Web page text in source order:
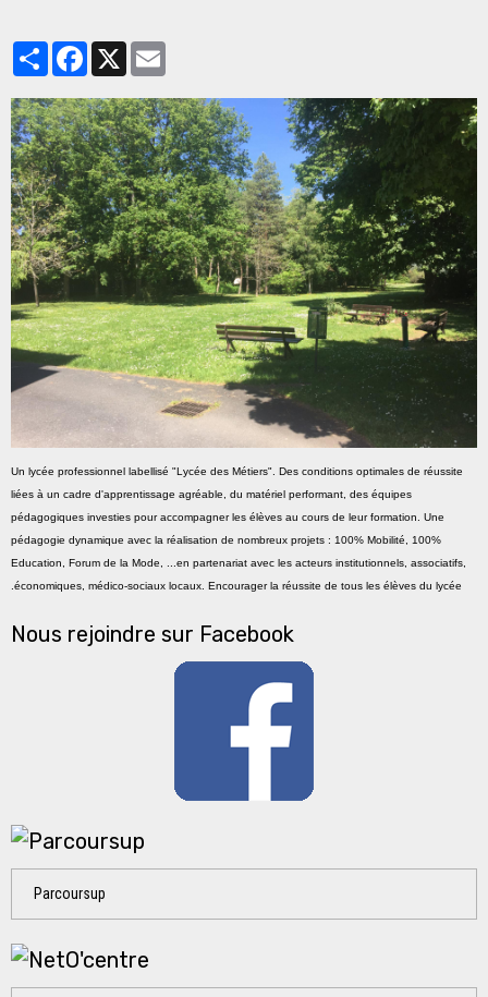
PartagerFacebook
X
Un lycée professionnel labellisé "Lycée des Métiers". Des conditions optimales de réussite
liées à un cadre d'apprentissage agréable, du matériel performant, des équipes
pédagogiques investies pour accompagner les élèves au cours de leur formation. Une
pédagogie dynamique avec la réalisation de nombreux projets : 100% Mobilité, 100%
Education, Forum de la Mode, ...en partenariat avec les acteurs institutionnels, associatifs,
économiques, médico-sociaux locaux. Encourager la réussite de tous les élèves du lycée.
Nous rejoindre sur Facebook
Parcoursup